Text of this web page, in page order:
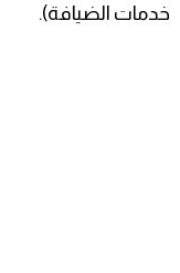
خدمات الضيافة).